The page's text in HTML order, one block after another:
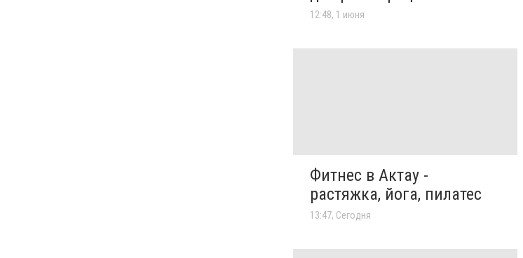
12:48, 1 июня
Фитнес в Актау -
растяжка, йога, пилатес
13:47, Сегодня